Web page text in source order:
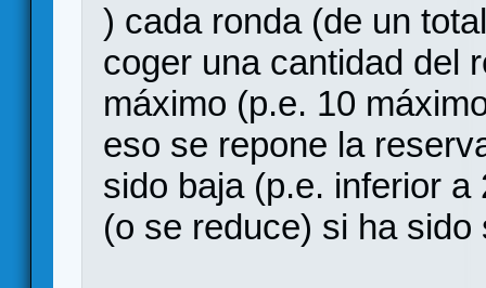
) cada ronda (de un
coger una cantidad del
máximo (p.e. 10
eso se repone la
sido baja (p.e. inferior
(o se reduce) si ha sido